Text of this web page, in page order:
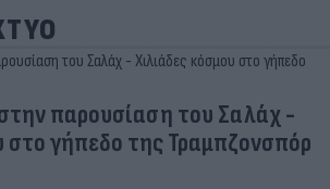
παρουσίαση του Σαλάχ -
στο γήπεδο της Τραμπζονσπόρ